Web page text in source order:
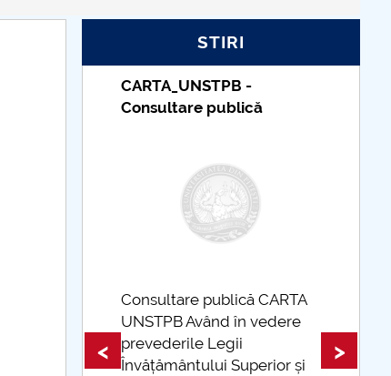
Economia României în 2020
Constantin cel Mare După două luni…
CARPE DIEM
PRECAUTĂ
politic deformat
STIRI
Taxe de școlarizare
indexate – Centrul
Taxe de școlarizare
indexate Taxele se pot plăti
și cu cardul
< >